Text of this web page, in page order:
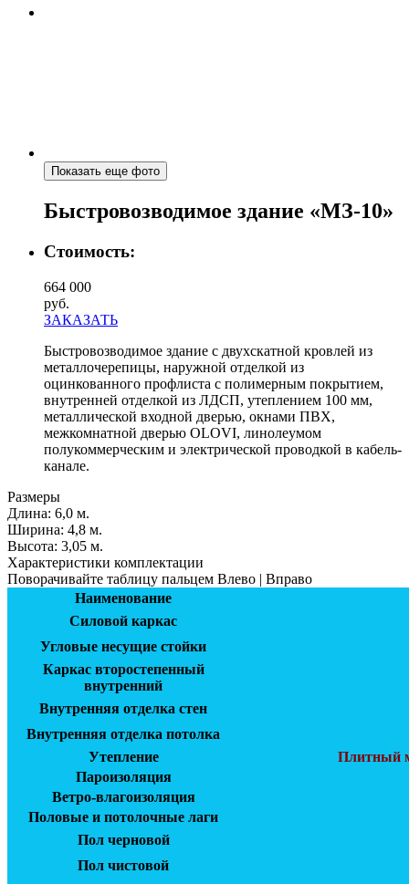
Показать еще фото
Быстровозводимое здание «МЗ-10»
Стоимость:
664 000
руб.
ЗАКАЗАТЬ
Быстровозводимое здание с двухскатной кровлей из
металлочерепицы, наружной отделкой из
оцинкованного профлиста с полимерным покрытием,
внутренней отделкой из ЛДСП, утеплением 100 мм,
металлической входной дверью, окнами ПВХ,
межкомнатной дверью OLOVI, линолеумом
полукоммерческим и электрической проводкой в кабель-
канале.
Размеры
Длина: 6,0 м.
Ширинa: 4,8 м.
Высота: 3,05 м.
Характеристики комплектации
Поворачивайте таблицу пальцем Влево | Вправо
Наименование
Силовой каркас
Угловые несущие стойки
Каркас второстепенный
внутренний
Внутренняя отделка стен
Внутренняя отделка потолка
Утепление
Плитный
Пароизоляция
Ветро-влагоизоляция
Половые и потолочные лаги
Пол черновой
Пол чистовой